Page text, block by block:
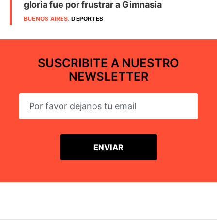
gloria fue por frustrar a Gimnasia
BUENOS AIRES.DEPORTES
SUSCRIBITE A NUESTRO
NEWSLETTER